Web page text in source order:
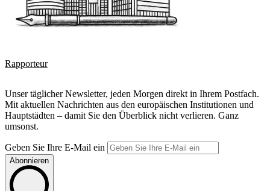
Rapporteur
Unser täglicher Newsletter, jeden Morgen direkt in Ihrem Postfach.
Mit aktuellen Nachrichten aus den europäischen Institutionen und
Hauptstädten – damit Sie den Überblick nicht verlieren. Ganz
umsonst.
Geben Sie Ihre E-Mail ein
Abonnieren